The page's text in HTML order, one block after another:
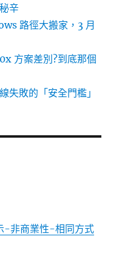
辛
路徑大搬家，3 月
方案差別?到底那個
敗的「安全門檻」
-非商業性-相同方式